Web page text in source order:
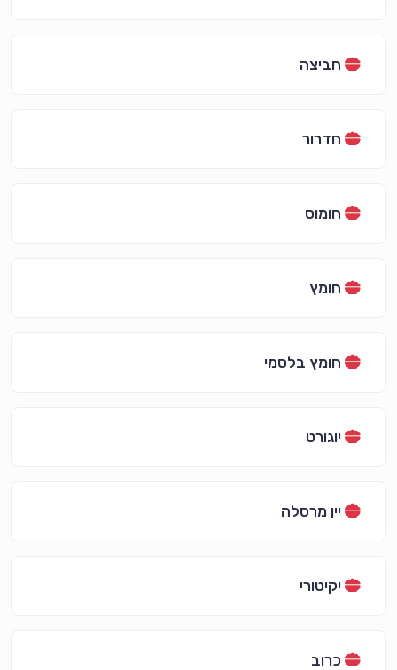
חביצה
חדרור
חומוס
חומץ
חומץ בלסמי
יוגורט
יין מרסלה
יקיטורי
כרוב